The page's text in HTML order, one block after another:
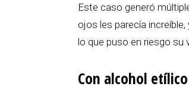
Este caso generó
ojos les parecía
lo que puso en riesgo su
Con alcohol